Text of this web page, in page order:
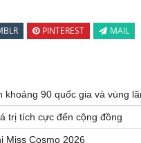
PINTEREST MAIL
90 quốc gia và vùng
trị tích cực đến cộng đồng
Miss Cosmo 2026